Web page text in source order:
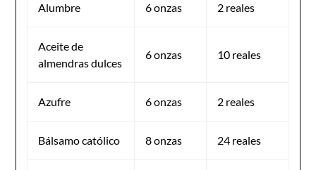
Alumbre 6 onzas 2 reales
Aceite de
almendras dulces
6 onzas 10 reales
Azufre 6 onzas 2 reales
Bálsamo católico 8 onzas 24 reales